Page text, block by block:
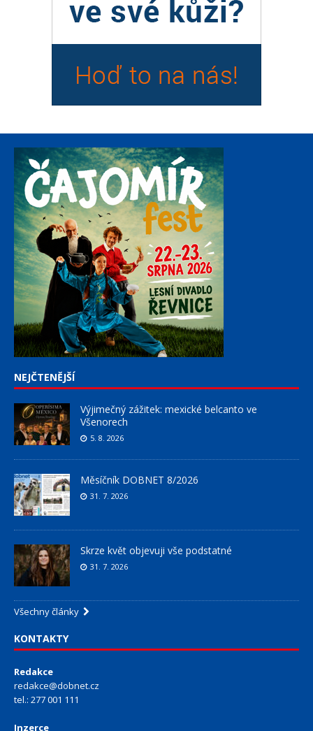
NEJČTENĚJŠÍ
Výjimečný zážitek: mexické belcanto ve
Všenorech
5. 8. 2026
Měsíčník DOBNET 8/2026
31. 7. 2026
Skrze květ objevuji vše podstatné
31. 7. 2026
Všechny články
KONTAKTY
Redakce
redakce@dobnet.cz
tel.: 277 001 111
Inzerce